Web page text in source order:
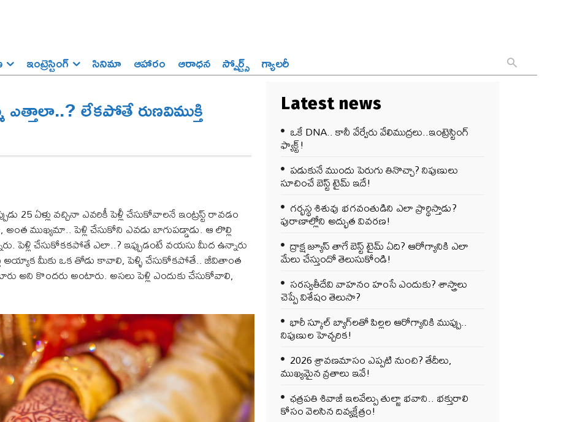
ఇంట్రెస్టింగ్‌ సినిమా ఆహారం ఆరాధన స్పోర్ట్స్‌ గ్యాలరీ
లేకపోతే రుణవిముక్తి
25 ఏళ్లు వచ్చినా ఎవరికీ పెళ్లీ చేసుకోవాలనే ఇంట్రస్ట్‌ రావడం
ముఖ్యమా.. పెళ్లి చేసుకోని ఎవడు బాగుపడ్డాడు. ఆ లొల్లి
పెళ్లి చేసుకోకకపోతే ఎలా..? ఇప్పుడంటే వయసు మీద ఉన్నారు
అయ్యాక మీకు ఒక తోడు కావాలి, పెళ్ళి చేసుకోకపోతే.. జీవితాంత
అని కొందరు అంటారు. అసలు పెళ్లి ఎందుకు చేసుకోవాలి,
Latest news
ఒకే DNA.. కానీ వేర్వేరు వేలిముద్రలు..ఇంట్రెస్టింగ్
ఫ్యాక్ట్!
పడుకునే ముందు పెరుగు తినొచ్చా? నిపుణులు
సూచించే బెస్ట్ టైమ్ ఇదే!
గర్భస్థ శిశువు భగవంతుడిని ఎలా ప్రార్థిస్తాడు?
పురాణాల్లోని అద్భుత వివరణ!
ద్రాక్ష జ్యూస్ తాగే బెస్ట్ టైమ్ ఏది? ఆరోగ్యానికి ఎలా
మేలు చేస్తుందో తెలుసుకోండి!
సరస్వతీదేవి వాహనం హంసే ఎందుకు? శాస్త్రాలు
చెప్పే విశేషం తెలుసా?
భారీ స్కూల్ బ్యాగ్‌లతో పిల్లల ఆరోగ్యానికి ముప్పు..
నిపుణుల హెచ్చరిక!
2026 శ్రావణమాసం ఎప్పటి నుంచి? తేదీలు,
ముఖ్యమైన వ్రతాలు ఇవే!
ఛత్రపతి శివాజీ ఇలవేల్పు తుల్జా భవాని.. భక్తురాలి
కోసం వెలసిన దివ్యక్షేత్రం!